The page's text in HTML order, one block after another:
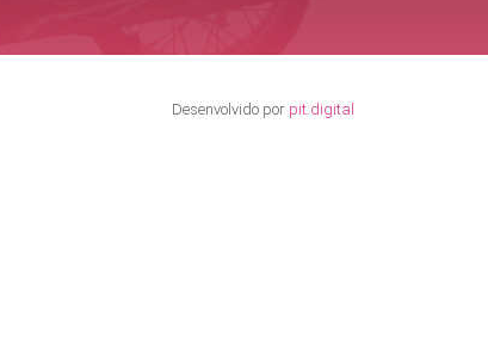
Desenvolvido por pit.digital